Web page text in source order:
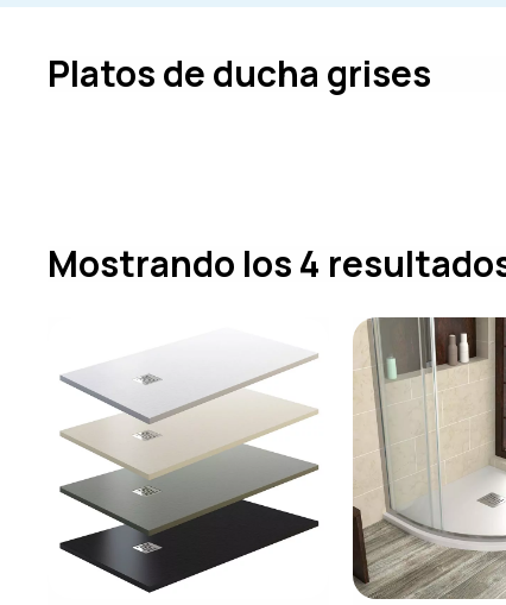
Platos de ducha grises
Mostrando los 4